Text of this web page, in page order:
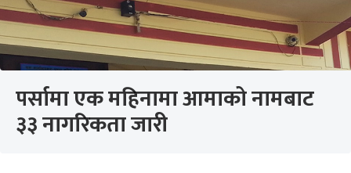
पर्सामा एक महिनामा आमाको नामबाट
३३ नागरिकता जारी